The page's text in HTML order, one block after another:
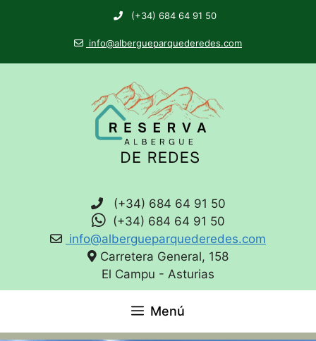
(+34) 684 64 91 50
info@albergueparquederedes.com
(+34) 684 64 91 50
(+34) 684 64 91 50
info@albergueparquederedes.com
Carretera General, 158
El Campu - Asturias
Menú